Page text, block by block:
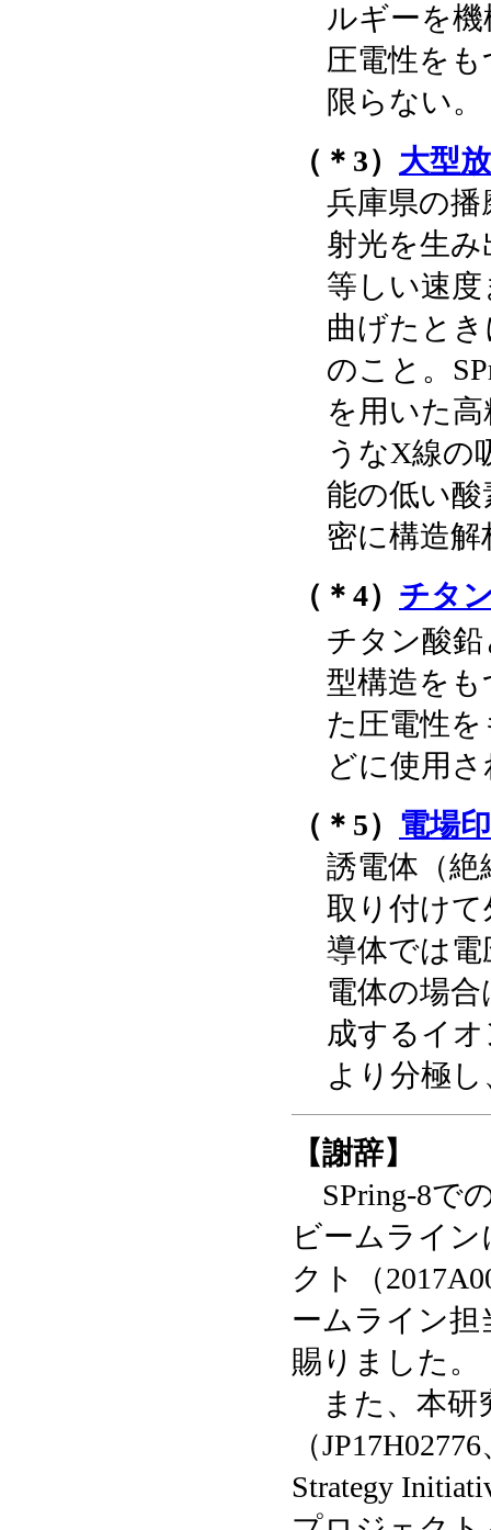
ルギーを
圧電性を
限らない。
（＊3） 大型
兵庫県の播
射光を生
等しい速
曲げたと
のこと。
を用いた
うなX線の
能の低い
密に構造
（＊4） チタ
チタン酸
型構造を
た圧電性
どに使用
（＊5） 電場
誘電体（
取り付け
導体では
電体の場
成するイ
より分極
【謝辞】
SPring-8で
ビームライ
クト（
ームライン担
賜りました。
また、本研
（
Strategy